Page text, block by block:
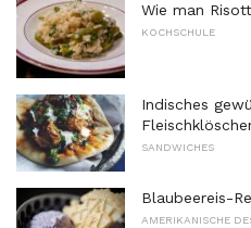
Wie man
KOCHSCHULE
Indisches
SANDWICHES
Blaubeereis-
AMERIKANISCHE